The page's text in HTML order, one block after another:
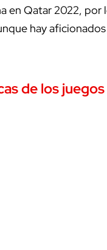
en Qatar 2022, por
hay
de los